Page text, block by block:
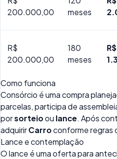
200.000,00
meses
R$
200.000,00
180
meses
R$
Como funciona
Consórcio é uma compra
parcelas, participa de
porsorteioou lance. Após
adquirirCarroconforme regras
Lance e contemplação
O lance é uma oferta para